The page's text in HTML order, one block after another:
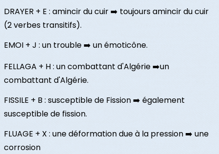
DRAYER + E : amincir du cuir ➡️ toujours amincir du cuir
(2 verbes transitifs).
EMOI + J : un trouble ➡️ un émoticône.
FELLAGA + H : un combattant d'Algérie ➡️un
combattant d'Algérie.
FISSILE + B : susceptible de Fission ➡️ également
susceptible de fission.
FLUAGE + X : une déformation due à la pression ➡️ une
corrosion